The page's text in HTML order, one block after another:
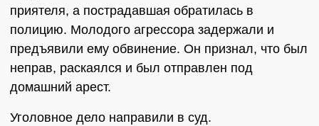
приятеля, а пострадавшая обратилась в
полицию. Молодого агрессора задержали и
предъявили ему обвинение. Он признал, что был
неправ, раскаялся и был отправлен под
домашний арест.
Уголовное дело направили в суд.